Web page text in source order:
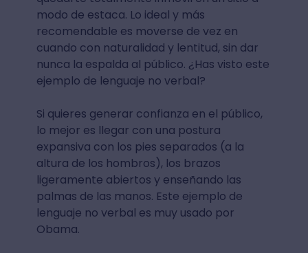
modo de estaca. Lo ideal y más
recomendable es moverse de vez en
cuando con naturalidad y lentitud, sin dar
nunca la espalda al público. ¿Has visto este
ejemplo de lenguaje no verbal?
Si quieres generar confianza en el público,
lo mejor es llegar con una postura
expansiva con los pies separados (a la
altura de los hombros), los brazos
ligeramente abiertos y enseñando las
palmas de las manos. Este ejemplo de
lenguaje no verbal es muy usado por
Obama.